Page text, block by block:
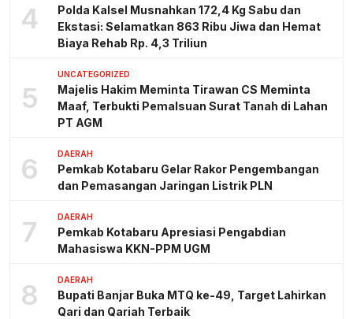
4
Polda Kalsel Musnahkan 172,4 Kg Sabu dan
Ekstasi: Selamatkan 863 Ribu Jiwa dan Hemat
Biaya Rehab Rp. 4,3 Triliun
5
UNCATEGORIZED
Majelis Hakim Meminta Tirawan CS Meminta
Maaf, Terbukti Pemalsuan Surat Tanah di Lahan
PT AGM
6 DAERAH
Pemkab Kotabaru Gelar Rakor Pengembangan
dan Pemasangan Jaringan Listrik PLN
7 DAERAH
Pemkab Kotabaru Apresiasi Pengabdian
Mahasiswa KKN-PPM UGM
8 DAERAH
Bupati Banjar Buka MTQ ke-49, Target Lahirkan
Qari dan Qariah Terbaik